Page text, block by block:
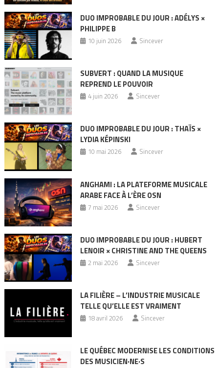
DUO IMPROBABLE DU JOUR : ADÉLYS ×
PHILIPPE B
10 juin 2026 Sincever
SUBVERT : QUAND LA MUSIQUE
REPREND LE POUVOIR
4 juin 2026 Sincever
DUO IMPROBABLE DU JOUR : THAÏS ×
LYDIA KÉPINSKI
10 mai 2026 Sincever
ANGHAMI : LA PLATEFORME MUSICALE
ARABE FACE À L’ÈRE OSN
7 mai 2026 Sincever
DUO IMPROBABLE DU JOUR : HUBERT
LENOIR × CHRISTINE AND THE QUEENS
2 mai 2026 Sincever
LA FILIÈRE – L’INDUSTRIE MUSICALE
TELLE QU’ELLE EST VRAIMENT
18 avril 2026 Sincever
LE QUÉBEC MODERNISE LES CONDITIONS
DES MUSICIEN·NE·S